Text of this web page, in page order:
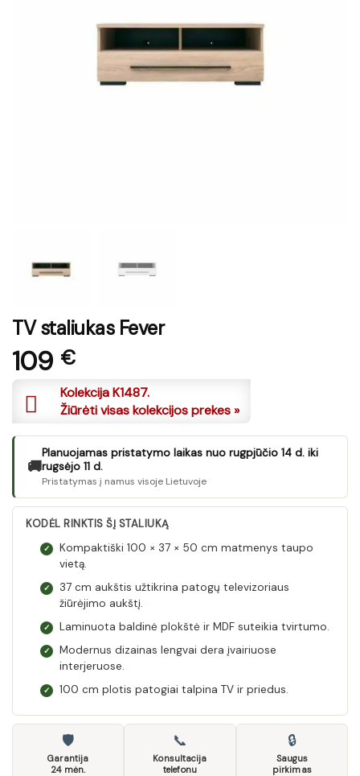
TV staliukas Fever
109 €
Kolekcija K1487.
Žiūrėti visas kolekcijos prekes »
🚚
Planuojamas pristatymo laikas nuo rugpjūčio 14 d. iki
rugsėjo 11 d.
Pristatymas į namus visoje Lietuvoje
KODĖL RINKTIS ŠĮ STALIUKĄ
✓
Kompaktiški 100 × 37 × 50 cm matmenys taupo
vietą.
✓
37 cm aukštis užtikrina patogų televizoriaus
žiūrėjimo aukštį.
✓ Laminuota baldinė plokštė ir MDF suteikia tvirtumo.
✓
Modernus dizainas lengvai dera įvairiuose
interjeruose.
✓ 100 cm plotis patogiai talpina TV ir priedus.
🛡
Garantija
24 mėn.
📞
Konsultacija
telefonu
🔒
Saugus
pirkimas